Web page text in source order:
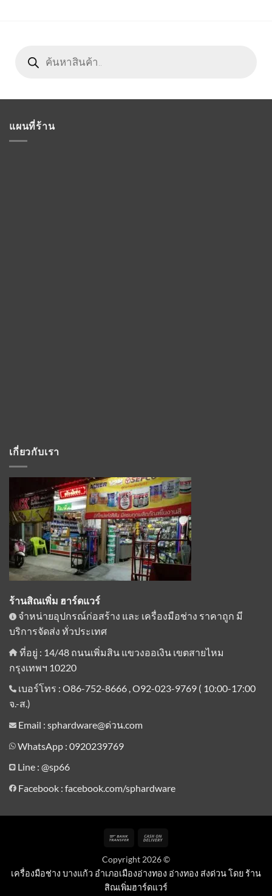
search
แผนที่ร้าน
เกี่ยวกับเรา
ร้านสิณเพิ่ม ฮาร์ดแวร์
จำหน่ายอุปกรณ์ก่อสร้าง และ เครื่องมือช่าง ราคาถูก มี
บริการจัดส่ง ทั่วประเทศ
ที่อยู่ : 14/48 ถนนเพิ่มสิน แขวงออเงิน เขตสายไหม
กรุงเทพฯ 10220
เบอร์โทร : O86-752-8666 , O92-023-9769 ( 10:00-17:00
จ.-ส.)
Email : sphardware@ด่วน.com
WhatsApp : 0920239769
Line : @sp66
Facebook : facebook.com/sphardware
Bank
Delivery
Copyright 2026 ©
เครื่องมือช่าง บางแก้ว อำเภอเมืองอ่างทอง อ่างทอง ส่งด่วน โดย ร้าน
สิณเพิ่มฮาร์ดแวร์